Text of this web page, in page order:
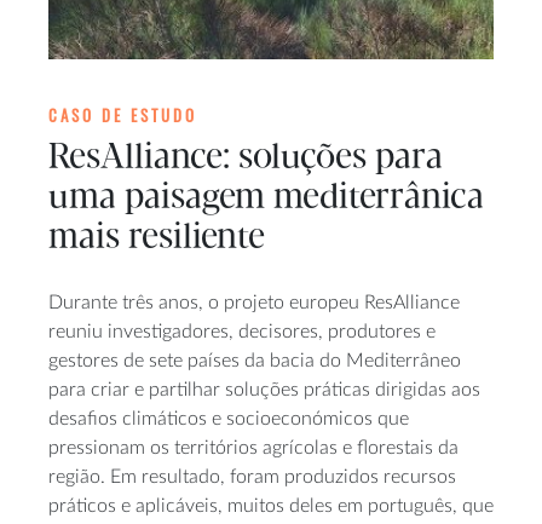
CASO DE ESTUDO
ResAlliance: soluções para
uma paisagem mediterrânica
mais resiliente
Durante três anos, o projeto europeu ResAlliance
reuniu investigadores, decisores, produtores e
gestores de sete países da bacia do Mediterrâneo
para criar e partilhar soluções práticas dirigidas aos
desafios climáticos e socioeconómicos que
pressionam os territórios agrícolas e florestais da
região. Em resultado, foram produzidos recursos
práticos e aplicáveis, muitos deles em português, que